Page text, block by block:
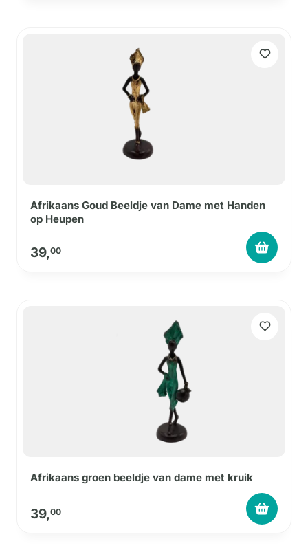
Afrikaans Goud Beeldje van Dame met Handen
op Heupen
39,00
Afrikaans groen beeldje van dame met kruik
39,00